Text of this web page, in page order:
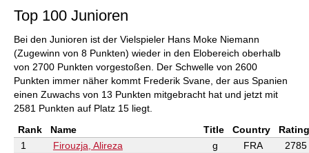
Top 100 Junioren
Bei den Junioren ist der Vielspieler Hans Moke Niemann
(Zugewinn von 8 Punkten) wieder in den Elobereich oberhalb
von 2700 Punkten vorgestoßen. Der Schwelle von 2600
Punkten immer näher kommt Frederik Svane, der aus Spanien
einen Zuwachs von 13 Punkten mitgebracht hat und jetzt mit
2581 Punkten auf Platz 15 liegt.
Rank
Name Title Country
Rating
1
Firouzja, Alireza g FRA
2785